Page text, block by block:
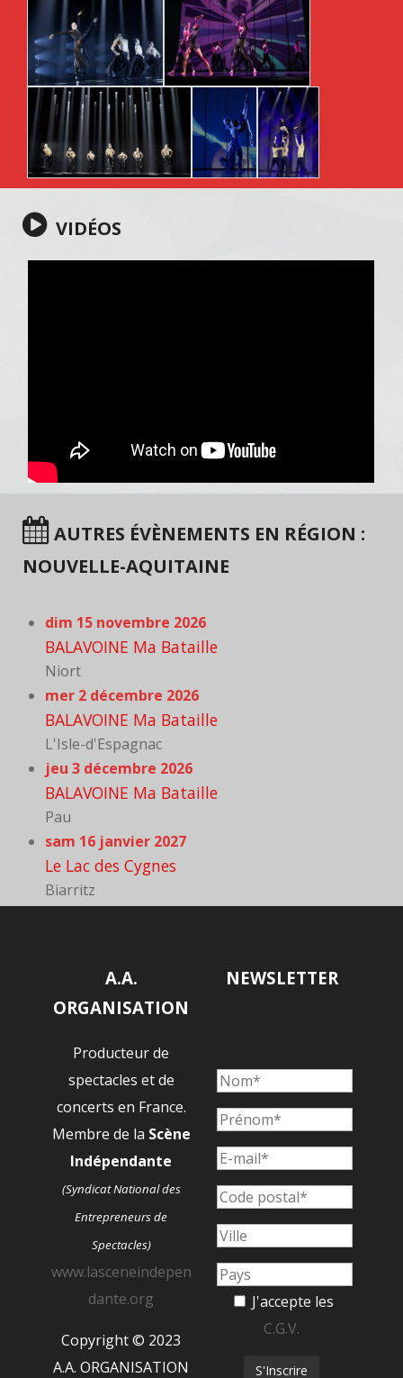
VIDÉOS
AUTRES ÉVÈNEMENTS EN RÉGION :
NOUVELLE-AQUITAINE
dim 15 novembre 2026
BALAVOINE Ma Bataille
Niort
mer 2 décembre 2026
BALAVOINE Ma Bataille
L'Isle-d'Espagnac
jeu 3 décembre 2026
BALAVOINE Ma Bataille
Pau
sam 16 janvier 2027
Le Lac des Cygnes
Biarritz
A.A.
ORGANISATION
Producteur de
spectacles et de
concerts en France.
Membre de la Scène
Indépendante
(Syndicat National des
Entrepreneurs de
Spectacles)
www.lasceneindepen
dante.org
Copyright © 2023
A.A. ORGANISATION
NEWSLETTER
J'accepte les
C.G.V.